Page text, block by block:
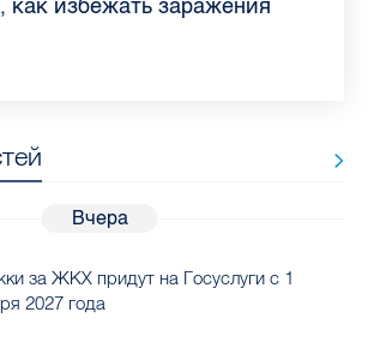
во II квартале 2026 года
как избежать заражения
родителей
о заболевании
Вчера
за ЖКХ придут на Госуслуги с 1
2027 года